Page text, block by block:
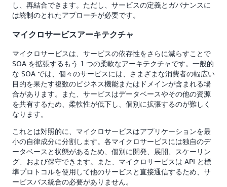
し、再結合できます。ただし、サービスの定義とガバナンスに
は統制のとれたアプローチが必要です。
マイクロサービスアーキテクチャ
マイクロサービスは、サービスの依存性をさらに減らすことで
SOA を拡張するもう 1 つの柔軟なアーキテクチャです。一般的
な SOA では、個々のサービスには、さまざまな消費者の幅広い
目的を果たす複数のビジネス機能またはドメインが含まれる場
合があります。また、サービスはデータベースやその他の資源
を共有するため、柔軟性が低下し、個別に拡張するのが難しく
なります。
これとは対照的に、マイクロサービスはアプリケーションを最
小の自律成分に分割します。各マイクロサービスには独自のデ
ータベースと状態があるため、個別に開発、展開、スケーリン
グ、および保守できます。また、マイクロサービスは API と標
準プロトコルを使用して他のサービスと直接通信するため、サ
ービスバス統合の必要がありません。